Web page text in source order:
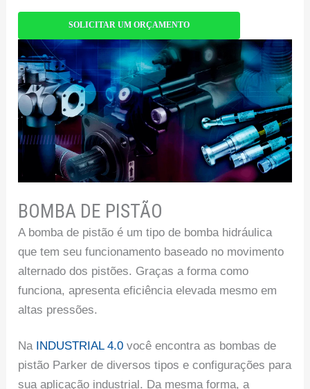
SOLICITAR UM ORÇAMENTO
BOMBA DE PISTÃO
A bomba de pistão é um tipo de bomba hidráulica
que tem seu funcionamento baseado no movimento
alternado dos pistões. Graças a forma como
funciona, apresenta eficiência elevada mesmo em
altas pressões.
Na INDUSTRIAL 4.0você encontra as bombas de
pistão Parker de diversos tipos e configurações para
sua aplicação industrial. Da mesma forma, a